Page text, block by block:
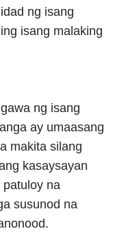
ng isang
isang malaking
ng isang
ay umaasang
makita silang
kasaysayan
na
susunod na